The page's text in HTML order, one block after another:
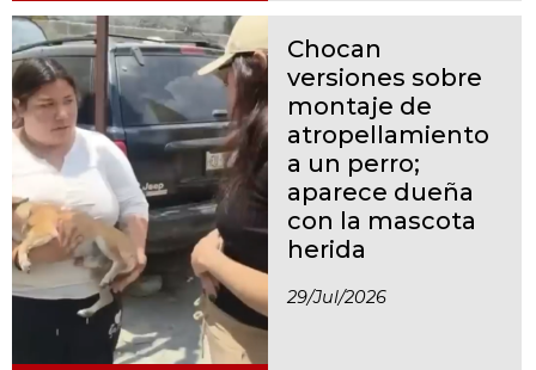
Chocan
versiones sobre
montaje de
atropellamiento
a un perro;
aparece dueña
con la mascota
herida
29/jul/2026